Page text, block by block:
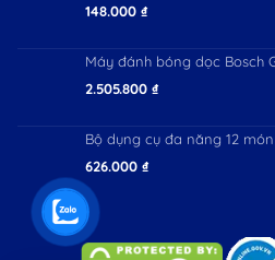
148.000 ₫
Máy đánh bóng dọc Bosch
2.505.800 ₫
Bộ dụng cụ đa năng 12
626.000 ₫